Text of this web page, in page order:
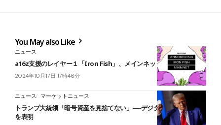
You May also Like
ニュース
a16z支援のレイヤー１「Iron Fish」、メインネット公開
2024年10月17日 17時46分
ニュース マーケットニュース
トランプ大統領「暗号資産を見捨てない」──デジタル資産の法制化
を表明